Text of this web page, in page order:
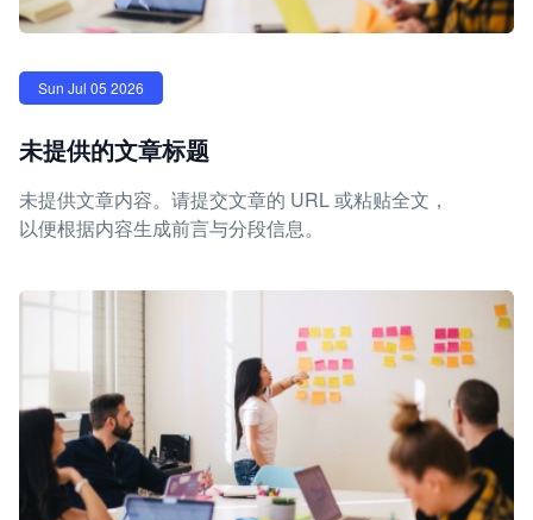
Sun Jul 05 2026
未提供的文章标题
未提供文章内容。请提交文章的 URL 或粘贴全文，
以便根据内容生成前言与分段信息。